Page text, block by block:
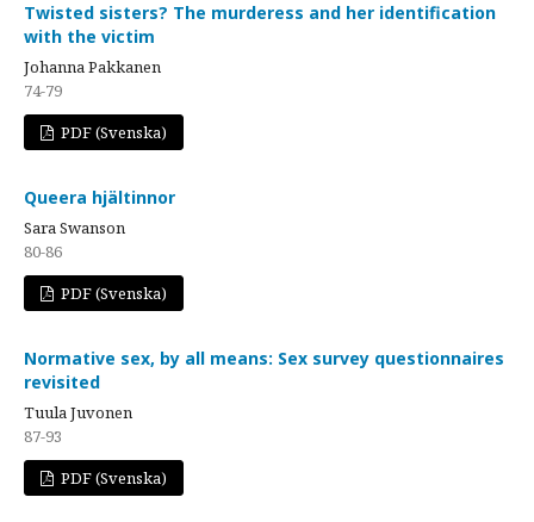
Twisted sisters? The murderess and her identification
with the victim
Johanna Pakkanen
74-79
PDF (Svenska)
Queera hjältinnor
Sara Swanson
80-86
PDF (Svenska)
Normative sex, by all means: Sex survey questionnaires
revisited
Tuula Juvonen
87-93
PDF (Svenska)